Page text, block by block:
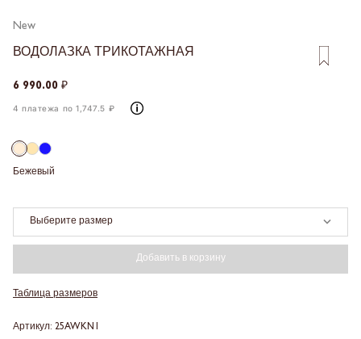
New
ВОДОЛАЗКА ТРИКОТАЖНАЯ
6 990.00 ₽
4 платежа по 1,747.5 ₽
Бежевый
Выберите размер
Добавить в корзину
Таблица размеров
Артикул: 25AWKN1